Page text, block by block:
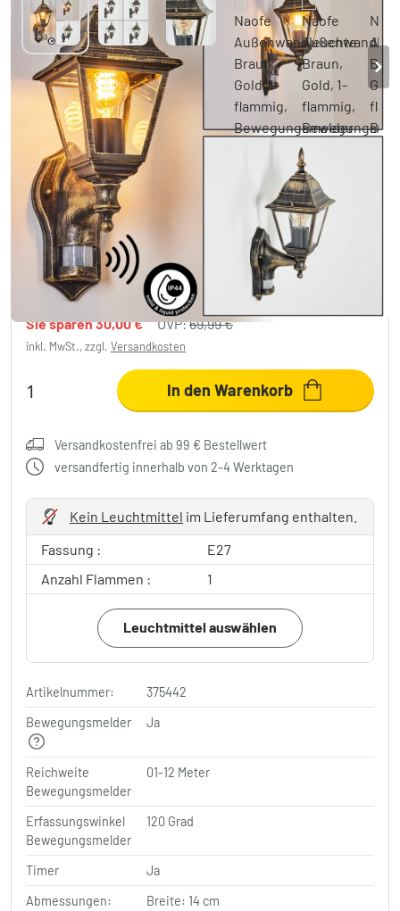
Naofe Außenwandleuchte Braun, Gold, 1-
flammig, Bewegungsmelder
1 Bewertungen
-42% 39,99 €
Sie sparen30,00 € UVP:69,99 €
inkl. MwSt., zzgl. Versandkosten
In den Warenkorb
Versandkostenfrei ab 99 € Bestellwert
versandfertig innerhalb von 2-4 Werktagen
Kein Leuchtmittel im Lieferumfang enthalten.
Fassung :
E27
Anzahl Flammen :
1
Leuchtmittel auswählen
Artikelnummer:
375442
Bewegungsmelder
Ja
Reichweite
Bewegungsmelder
01-12 Meter
Erfassungswinkel
Bewegungsmelder
120 Grad
Timer
Ja
Abmessungen:
Breite: 14 cm